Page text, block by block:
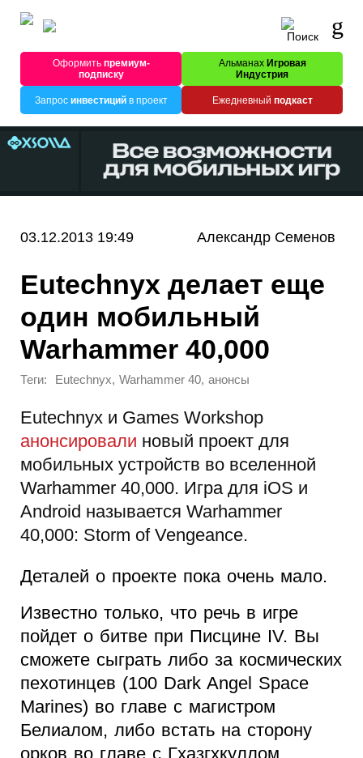
Оформитьпремиум-
подписку
Альманах Игровая
Индустрия
Запрос инвестицийв проект Ежедневный подкаст
03.12.2013 19:49 Александр Семенов
Eutechnyx делает еще
один мобильный
Warhammer 40,000
Теги: Eutechnyx, Warhammer 40, анонсы
Eutechnyx и Games Workshop
анонсировали новый проект для
мобильных устройств во вселенной
Warhammer 40,000. Игра для iOS и
Android называется Warhammer
40,000: Storm of Vengeance.
Деталей о проекте пока очень мало.
Известно только, что речь в игре
пойдет о битве при Писцине IV. Вы
сможете сыграть либо за космических
пехотинцев (100 Dark Angel Space
Marines) во главе с магистром
Белиалом, либо встать на сторону
орков во главе с Гхазгхкуллом